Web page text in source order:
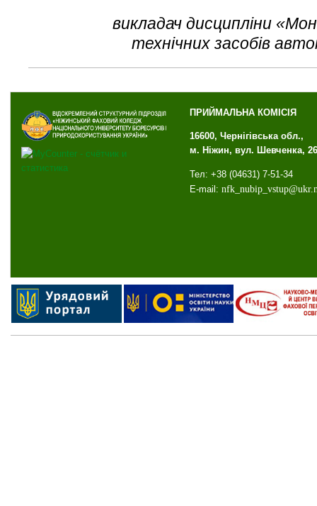
викладач дисципліни
технічних засобів
ПРИЙМАЛЬНА КОМІСІЯ
16600, Чернігівська обл.,
м. Ніжин, вул. Шевченка, 26
Тел: +38 (04631) 7-51-34
E-mail: nfk_ nubip_ vstup@ukr.